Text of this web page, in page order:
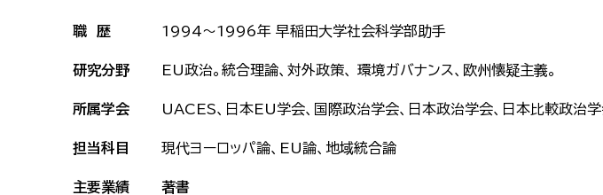
職 歴 1994～1996年 早稲田大学社会科学部助手
研究分野 EU政治。統合理論、対外政策、 環境ガバナンス、欧州懐疑主義。
所属学会 UACES、日本EU学会、国際政治学会、日本政治学会、日本比較政治
担当科目 現代ヨーロッパ論、EU論、地域統合論
主要業績
著書